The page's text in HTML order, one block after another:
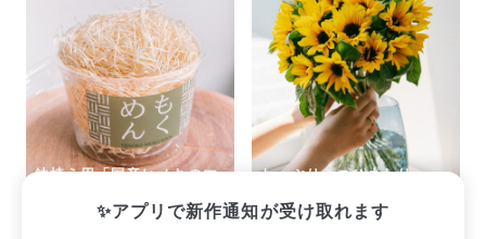
指定はできません。受け取り時間帯は、発送後にクロネコヤ
マトのアプリから変更可能です。
Q. 注文後にキャンセルできますか？
ご注文後一定時間内であればキャンセル可能です。
✨アプリで新作通知が受け取れます
鉢植え用「国産ヒノキのマ
たっぷりミニひまわり
¥2,552